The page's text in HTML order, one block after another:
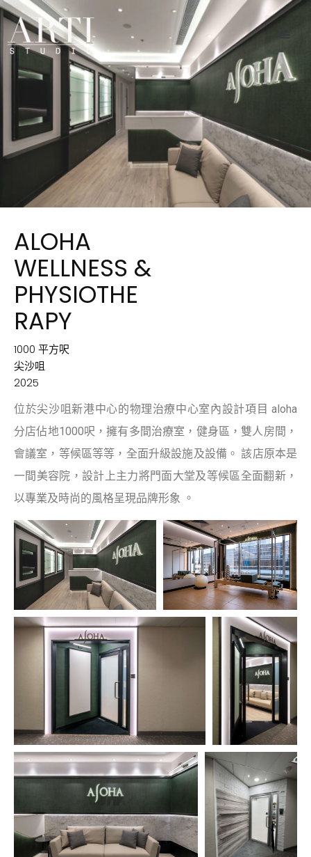
ALOHA
WELLNESS &
PHYSIOTHE
RAPY
1000 平方呎
尖沙咀
2025
位於尖沙咀新港中心的物理治療中心室內設計項目 aloha
分店佔地1000呎，擁有多間治療室，健身區，雙人房間，
會議室，等候區等等，全面升級設施及設備。 該店原本是
一間美容院，設計上主力將門面大堂及等候區全面翻新，
以專業及時尚的風格呈現品牌形象 。